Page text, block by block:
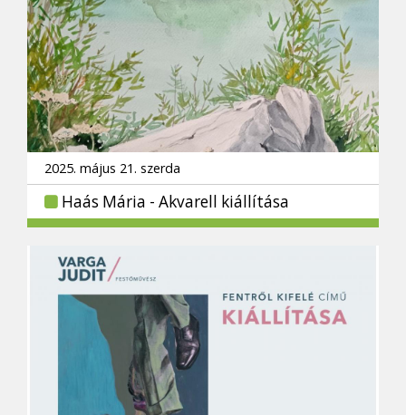
2025. május 21. szerda
Haás Mária - Akvarell kiállítása